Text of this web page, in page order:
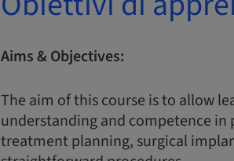
Aims & Objectives:
The aim of this course is to allow
understanding and competence
treatment planning, surgical